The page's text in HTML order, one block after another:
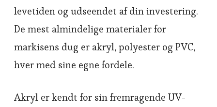
levetiden og udseendet af din investering.
De mest almindelige materialer for
markisens dug er akryl, polyester og PVC,
hver med sine egne fordele.
Akryl er kendt for sin fremragende UV-